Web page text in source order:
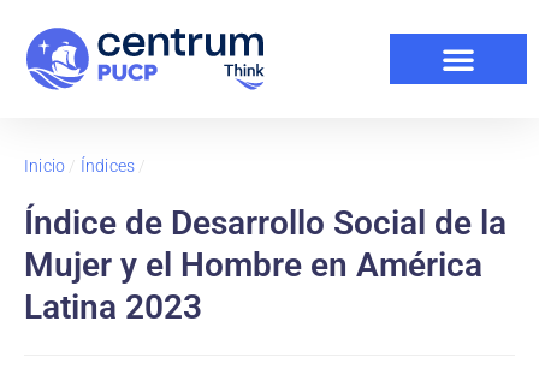
Inicio / Índices /
Índice de Desarrollo Social de la
Mujer y el Hombre en América
Latina 2023